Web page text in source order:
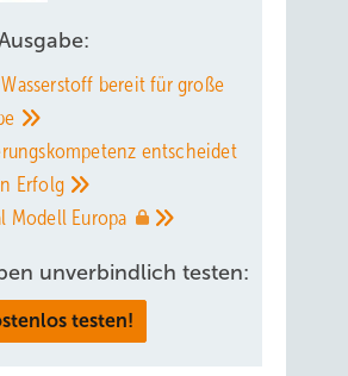
bereit für große
entscheidet
Erfolg
Modell Europa
unverbindlich testen:
testen!